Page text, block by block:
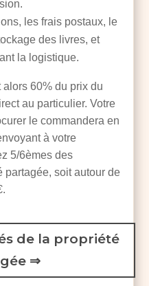
les frais postaux, le
des livres, et
la logistique.
60% du prix du
au particulier. Votre
le commandera en
à votre
5/6èmesdes
partagée, soit autour de
de la propriété
⇒